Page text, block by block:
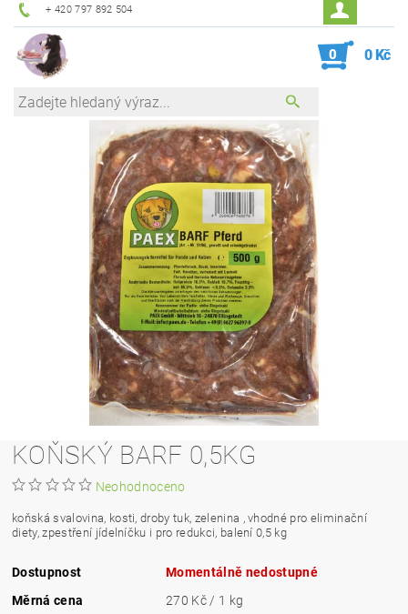
+ 420 797 892 504
0 0 Kč
KOŇSKÝ BARF 0,5KG
Neohodnoceno
koňská svalovina, kosti, droby tuk, zelenina , vhodné pro eliminační
diety, zpestření jídelníčku i pro redukci, balení 0,5 kg
Dostupnost
Momentálně nedostupné
Měrná cena
270 Kč / 1 kg